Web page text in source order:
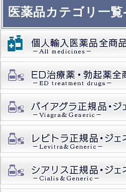
医薬品カテゴリ一